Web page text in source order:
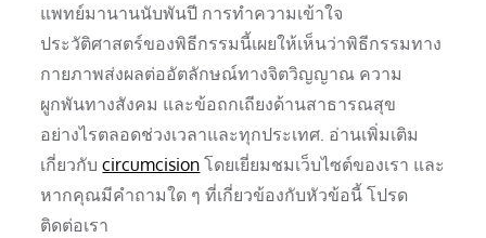
แพทย์มานานนับพันปี การทำความเข้าใจ
ประวัติศาสตร์ของพิธีกรรมนี้เผยให้เห็นว่าพิธีกรรมทาง
กายภาพส่งผลต่ออัตลักษณ์ทางจิตวิญญาณ ความ
ผูกพันทางสังคม และข้อถกเถียงด้านสาธารณสุข
อย่างไรตลอดช่วงเวลาและทุกประเทศ. อ่านเพิ่มเติม
เกี่ยวกับcircumcision โดยเยี่ยมชมเว็บไซต์ของเรา และ
หากคุณมีคำถามใด ๆ ที่เกี่ยวข้องกับหัวข้อนี้ โปรด
ติดต่อเรา